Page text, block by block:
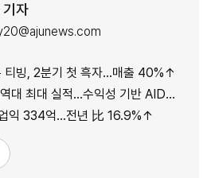
기자
티빙, 2분기 첫 흑자…매출 40%↑
실적…수익성 기반 AIDC 투자 확대(종합)
익 334억…전년 比 16.9%↑